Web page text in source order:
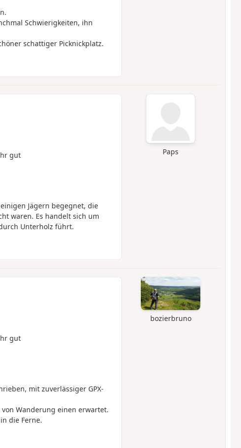
Schwierigkeiten, ihn
schattiger Picknickplatz.
Paps
gut
Jägern begegnet, die
waren. Es handelt sich um
Unterholz führt.
bozierbruno
gut
mit zuverlässiger GPX-
Wanderung einen erwartet.
die Ferne.